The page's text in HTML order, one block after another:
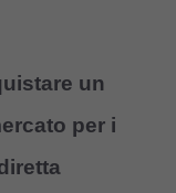
un
per i